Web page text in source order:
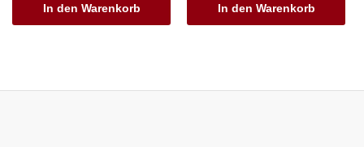
In den Warenkorb In den Warenkorb